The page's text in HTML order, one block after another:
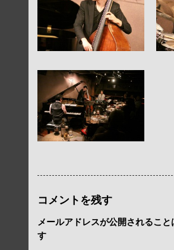
コメントを残す
メールアドレスが公開されること
す